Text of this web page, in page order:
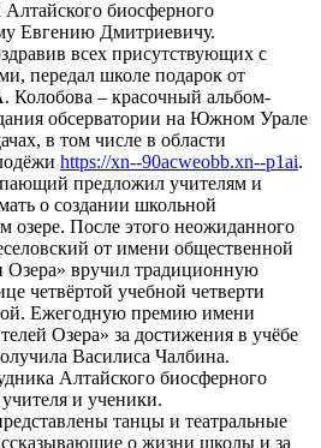
Алтайского биосферного
Евгению Дмитриевичу.
всех присутствующих с
передал школе подарок от
– красочный альбом-
обсерватории на Южном Урале
в том числе в области
https://xn--90acweobb.xn--p1ai.
предложил учителям и
о создании школьной
озере. После этого неожиданного
от имени общественной
Озера» вручил традиционную
четвёртой учебной четверти
Ежегодную премию имени
Озера» за достижения в учёбе
Василиса Чалбина.
Алтайского биосферного
и ученики.
танцы и театральные
о жизни школы и за